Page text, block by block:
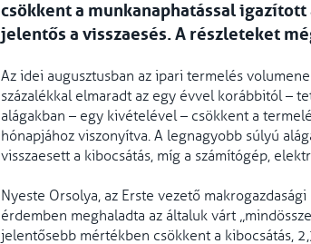
csökkent a munkanaphatással
jelentős a visszaesés. A részleteket
Az idei augusztusban az ipari termelés
százalékkal elmaradt az egy évvel korábbitól –
alágakban – egy kivételével – csökkent a
hónapjához viszonyítva. A legnagyobb súlyú
visszaesett a kibocsátás, míg a számítógép,
Nyeste Orsolya, az Erste vezető
érdemben meghaladta az általuk várt
jelentősebb mértékben csökkent a kibocsátás,